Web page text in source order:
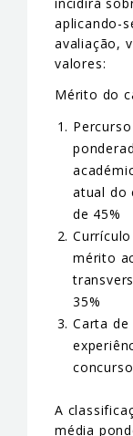
aplicando-
avaliação,
valores:
Mérito do
atual do
de 45%
mérito
35%
Carta
A
média